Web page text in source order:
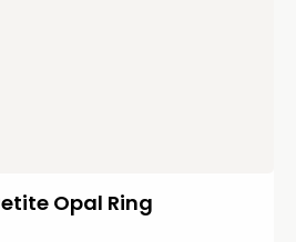
Opal Ring